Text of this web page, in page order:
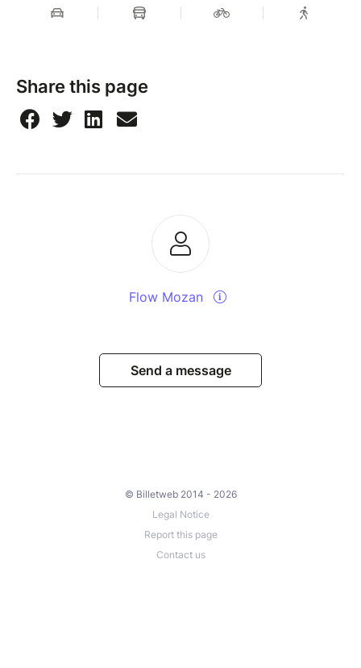
Share this page
Flow Mozan
Send a message
© Billetweb 2014 - 2026
Legal Notice
Report this page
Contact us